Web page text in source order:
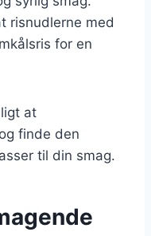
risnudlerne med
for en
at
finde den
til din smag.